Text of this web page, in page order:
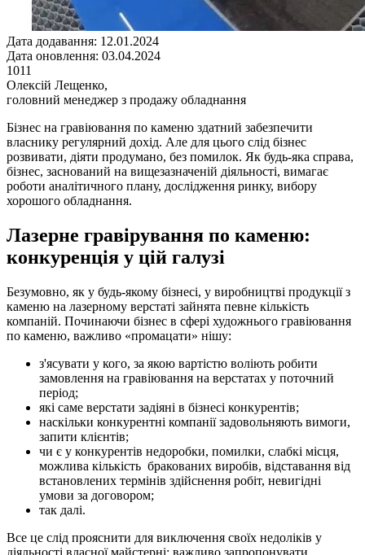
Дата додавання: 12.01.2024
Дата оновлення: 03.04.2024
1011
Олексій Лещенко,
головний менеджер з продажу обладнання
Бізнес на гравіювання по каменю здатний забезпечити
власнику регулярний дохід. Але для цього слід бізнес
розвивати, діяти продумано, без помилок. Як будь-яка справа,
бізнес, заснований на вищезазначеній діяльності, вимагає
роботи аналітичного плану, дослідження ринку, вибору
хорошого обладнання.
Лазерне гравірування по каменю:
конкуренція у цій галузі
Безумовно, як у будь-якому бізнесі, у виробництві продукції з
каменю на лазерному верстаті зайнята певне кількість
компаній. Починаючи бізнес в сфері художнього гравіювання
по каменю, важливо «промацати» нішу:
з'ясувати у кого, за якою вартістю воліють робити
замовлення на гравіювання на верстатах у поточний
період;
які саме верстати задіяні в бізнесі конкурентів;
наскільки конкурентні компанії задовольняють вимоги,
запити клієнтів;
чи є у конкурентів недоробки, помилки, слабкі місця,
можлива кількість бракованих виробів, відставання від
встановлених термінів здійснення робіт, невигідні
умови за договором;
так далі.
Все це слід прояснити для виключення своїх недоліків у
діяльності власної майстерні: важливо запропонувати